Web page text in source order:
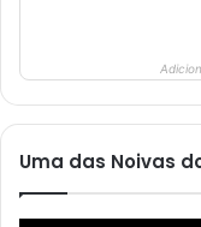
Uma das Noivas